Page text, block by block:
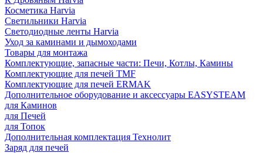
Косметика Harvia
Светильники Harvia
Светодиодные ленты Harvia
Уход за каминами и дымоходами
Товары для монтажа
Комплектующие, запасные части: Печи, Котлы, Камины
Комплектующие для печей TMF
Комплектующие для печей ERMAK
Дополнительное оборудование и аксессуары EASYSTEAM
для Каминов
для Печей
для Топок
Дополнительная комплектация Технолит
Заряд для печей